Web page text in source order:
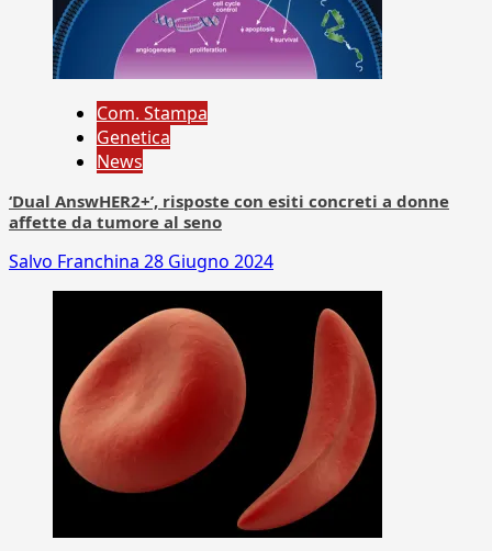
Com. Stampa
Genetica
News
‘Dual AnswHER2+’, risposte con esiti concreti a donne
affette da tumore al seno
Salvo Franchina 28 Giugno 2024